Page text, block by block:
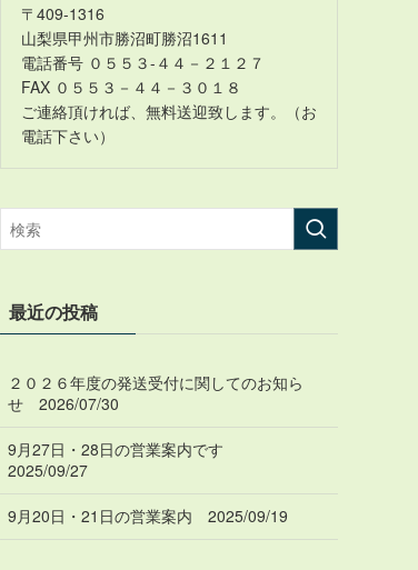
〒409-1316
山梨県甲州市勝沼町勝沼1611
電話番号 ０５５３-４４－２１２７
FAX ０５５３－４４－３０１８
ご連絡頂ければ、無料送迎致します。（お
電話下さい）
最近の投稿
２０２６年度の発送受付に関してのお知ら
せ 2026/07/30
9月27日・28日の営業案内です
2025/09/27
9月20日・21日の営業案内 2025/09/19